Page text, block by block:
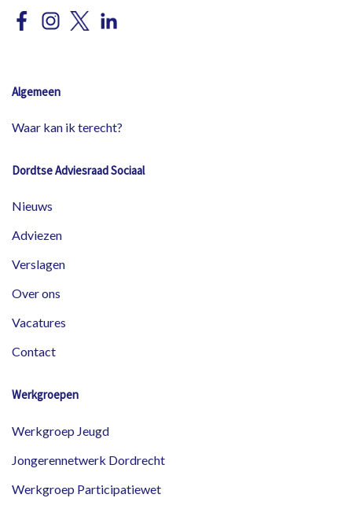
Algemeen
Waar kan ik terecht?
Dordtse Adviesraad Sociaal
Nieuws
Adviezen
Verslagen
Over ons
Vacatures
Contact
Werkgroepen
Werkgroep Jeugd
Jongerennetwerk Dordrecht
Werkgroep Participatiewet